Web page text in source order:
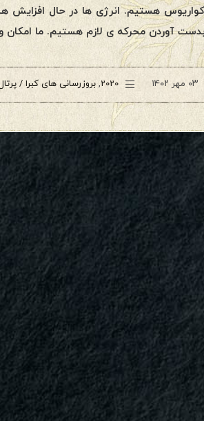
هستیم. انرژی ها در حال افزایش
آوردن محرکه ی لازم هستیم. ما امکان
۰۳ مهر ۱۴۰۲ 2020
, بروزرسانی های کبرا / پرتال